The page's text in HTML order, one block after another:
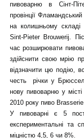
пивоварню в Сінт-
провінції
на колишньому
Sint-Pieter Brouwerij.
час розширювати
здійснити свою мрію
відзначити цю подію,
честь річки у
нову пивоварню у
2010 року пиво
У пивоварні є 5
експериментальні та
міцністю 4,5, 6 чи 8%.